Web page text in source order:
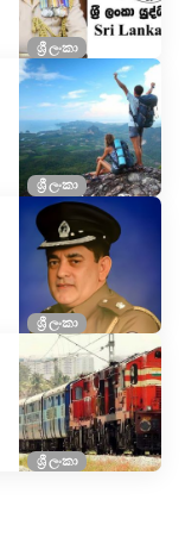
ශ්‍රී ලංකා
ශ්‍රී ලංකා
ශ්‍රී ලංකා
ශ්‍රී ලංකා